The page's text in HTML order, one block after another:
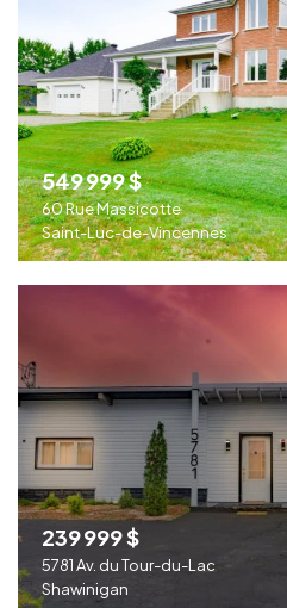
549 999 $
60 Rue Massicotte
Saint-Luc-de-Vincennes
239 999 $
5781 Av. du Tour-du-Lac
Shawinigan